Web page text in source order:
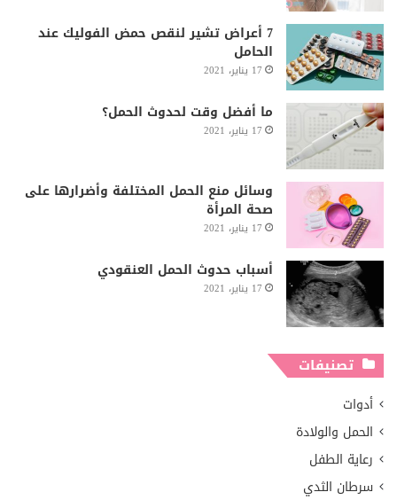
7 أعراض تشير لنقص حمض الفوليك عند
الحامل
17 يناير، 2021
ما أفضل وقت لحدوث الحمل؟
17 يناير، 2021
وسائل منع الحمل المختلفة وأضرارها على
صحة المرأة
17 يناير، 2021
أسباب حدوث الحمل العنقودي
17 يناير، 2021
تصنيفات
أدوات
الحمل والولادة
رعاية الطفل
سرطان الثدي